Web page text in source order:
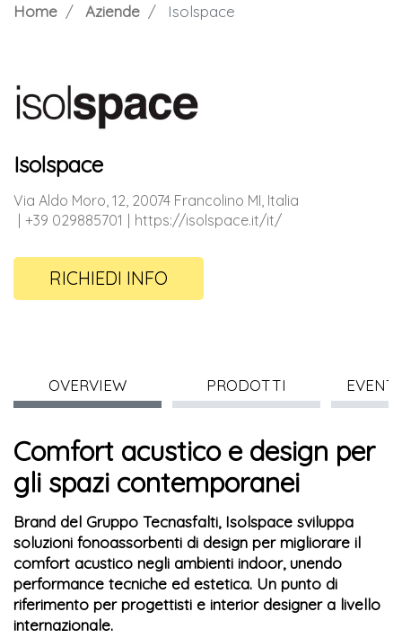
Home Aziende Isolspace
Isolspace
Via Aldo Moro, 12, 20074 Francolino MI, Italia
+39 029885701
https://isolspace.it/it/
RICHIEDI INFO
OVERVIEW PRODOTTI
Comfort acustico e design per
gli spazi contemporanei
Brand del Gruppo Tecnasfalti, Isolspace sviluppa
soluzioni fonoassorbenti di design per migliorare il
comfort acustico negli ambienti indoor, unendo
performance tecniche ed estetica. Un punto di
riferimento per progettisti e interior designer a livello
internazionale.